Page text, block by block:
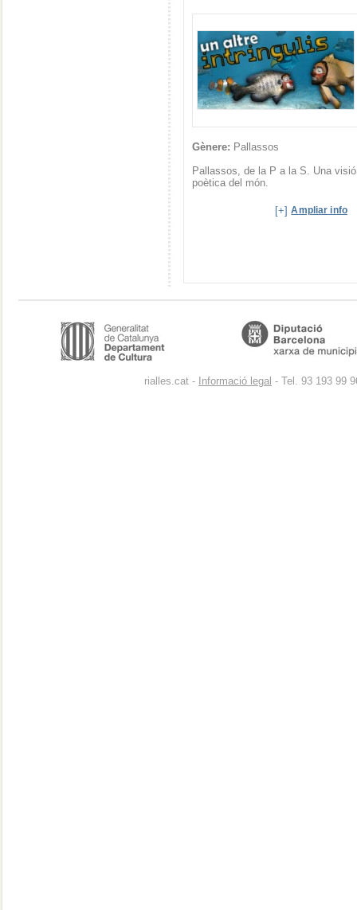
Gènere: Pallassos
Pallassos, de la P a la S. Una visió
poètica del món.
[+]Ampliar info
rialles.cat - Informació legal - Tel. 93 193 99